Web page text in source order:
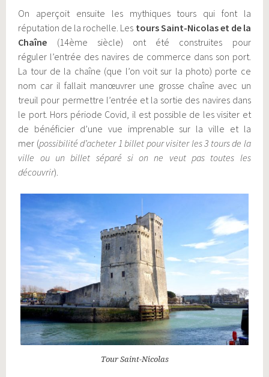
On aperçoit ensuite les mythiques tours qui font la
réputation de la rochelle. Les tours Saint-Nicolaset de la
Chaîne (14ème siècle) ont été construites pour
réguler l’entrée des navires de commerce dans son port.
La tour de la chaîne (que l’on voit sur la photo) porte ce
nom car il fallait manœuvrer une grosse chaîne avec un
treuil pour permettre l’entrée et la sortie des navires dans
le port. Hors période Covid, il est possible de les visiter et
de bénéficier d’une vue imprenable sur la ville et la
mer (possibilité d’acheter 1 billet pour visiter les 3 tours de la
ville ou un billet séparé si on ne veut pas toutes les
découvrir).
Tour Saint-Nicolas